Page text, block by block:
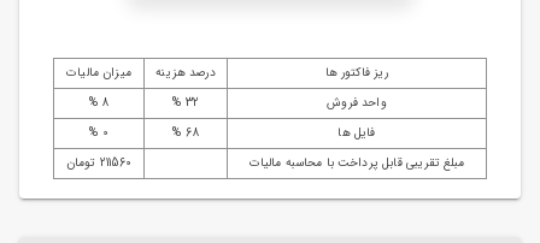
ریز فاکتور ها درصد هزینه
میزان مالیات
واحد فروش
32 %
8 %
فایل ها
68 %
0 %
مبلغ تقریبی قابل پرداخت با محاسبه مالیات
211560 تومان